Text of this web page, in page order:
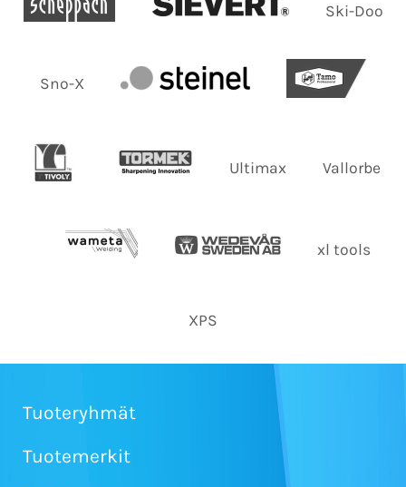
Ski-Doo
Sno-X
Ultimax Vallorbe
xl tools
XPS
Tuoteryhmät
Tuotemerkit